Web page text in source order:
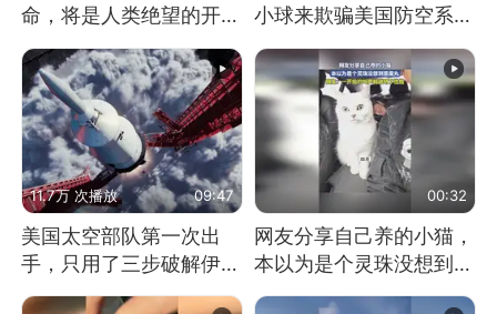
命，将是人类绝望的开
小球来欺骗美国防空系统
11.7万 次播放 09:47
美国太空部队第一次出
手，只用了三步破解伊朗
防空
00:32
网友分享自己养的小猫，
本以为是个灵珠没想到是
魔丸